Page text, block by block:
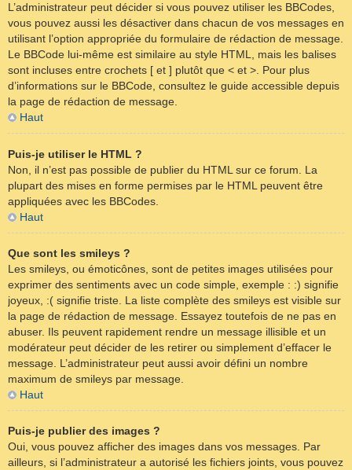
L’administrateur peut décider si vous pouvez utiliser les BBCodes,
vous pouvez aussi les désactiver dans chacun de vos messages en
utilisant l’option appropriée du formulaire de rédaction de message.
Le BBCode lui-même est similaire au style HTML, mais les balises
sont incluses entre crochets [ et ] plutôt que < et >. Pour plus
d’informations sur le BBCode, consultez le guide accessible depuis
la page de rédaction de message.
Haut
Puis-je utiliser le HTML ?
Non, il n’est pas possible de publier du HTML sur ce forum. La
plupart des mises en forme permises par le HTML peuvent être
appliquées avec les BBCodes.
Haut
Que sont les smileys ?
Les smileys, ou émoticônes, sont de petites images utilisées pour
exprimer des sentiments avec un code simple, exemple : :) signifie
joyeux, :( signifie triste. La liste complète des smileys est visible sur
la page de rédaction de message. Essayez toutefois de ne pas en
abuser. Ils peuvent rapidement rendre un message illisible et un
modérateur peut décider de les retirer ou simplement d’effacer le
message. L’administrateur peut aussi avoir défini un nombre
maximum de smileys par message.
Haut
Puis-je publier des images ?
Oui, vous pouvez afficher des images dans vos messages. Par
ailleurs, si l’administrateur a autorisé les fichiers joints, vous pouvez